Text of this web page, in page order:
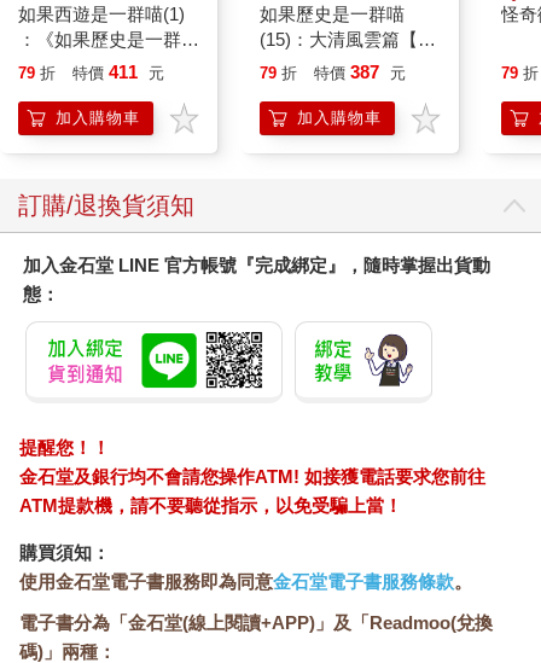
如果西遊是一群喵(1)
：《如果歷史是一群
喵》作者最新力作，附
79 折 特價 411 元
加入購物車
如果歷史是一群喵
(15)：大清風雲篇【萌
貓漫畫學歷史】
79 折 特價 387 元
加入購物車
怪
79 折
訂購/退換貨須知
加入金石堂 LINE 官方帳號『完成綁定』，隨時掌握出貨動
態：
提醒您！！
金石堂及銀行均不會請您操作ATM! 如接獲電話要求您前往
ATM提款機，請不要聽從指示，以免受騙上當！
購買須知：
使用金石堂電子書服務即為同意金石堂電子書服務條款。
電子書分為「金石堂(線上閱讀+APP)」及「Readmoo(兌換
碼)」兩種：